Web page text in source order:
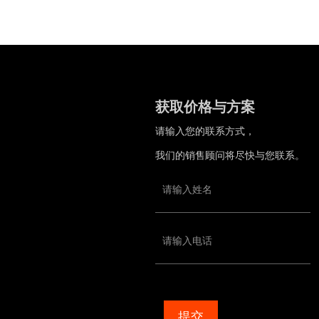
获取价格与方案
请输入您的联系方式，
我们的销售顾问将尽快与您联系。